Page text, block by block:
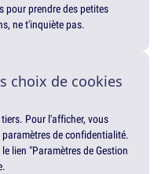
pour prendre des petites
ne t'inquiète pas.
choix de cookies
Pour l'afficher, vous
de confidentialité.
lien "Paramètres de Gestion